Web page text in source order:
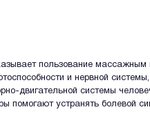
пользование массажным
и нервной
двигательной системы
помогают устранять болевой